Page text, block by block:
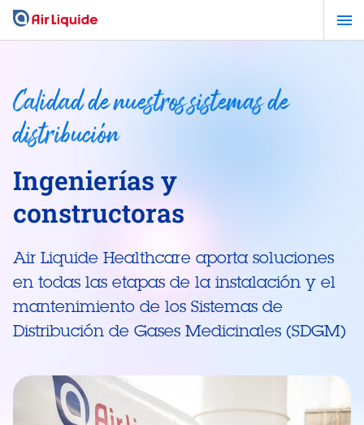
Pasar
Calidad de nuestros sistemas de
distribución
Ingenierías y
constructoras
Air Liquide Healthcare aporta soluciones
en todas las etapas de la instalación y el
mantenimiento de los Sistemas de
Distribución de Gases Medicinales (SDGM)